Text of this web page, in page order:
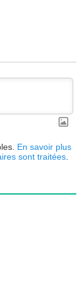
En savoir plus
sont traitées